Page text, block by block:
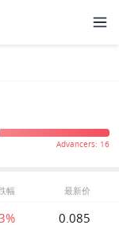
幅 最新价
0.085